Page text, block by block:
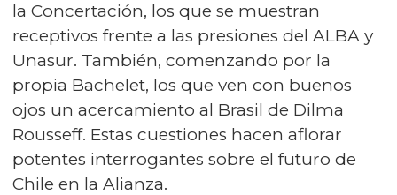
la Concertación, los que se muestran
receptivos frente a las presiones del ALBA y
Unasur. También, comenzando por la
propia Bachelet, los que ven con buenos
ojos un acercamiento al Brasil de Dilma
Rousseff. Estas cuestiones hacen aflorar
potentes interrogantes sobre el futuro de
Chile en la Alianza.